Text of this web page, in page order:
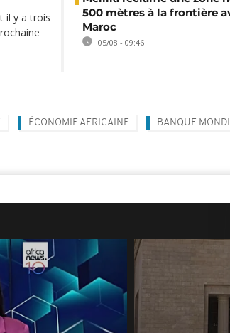
il y a trois
500 mètres à la frontière
Maroc
05/08 - 09:46
ÉCONOMIE AFRICAINE BANQUE